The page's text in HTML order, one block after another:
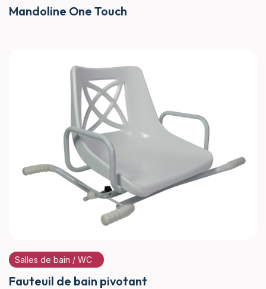
Mandoline One Touch
Salles de bain / WC
Fauteuil de bain pivotant